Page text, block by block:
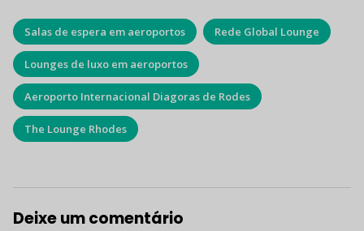
Salas de espera em aeroportos Rede Global Lounge
Lounges de luxo em aeroportos
Aeroporto Internacional Diagoras de Rodes
The Lounge Rhodes
Deixe um comentário